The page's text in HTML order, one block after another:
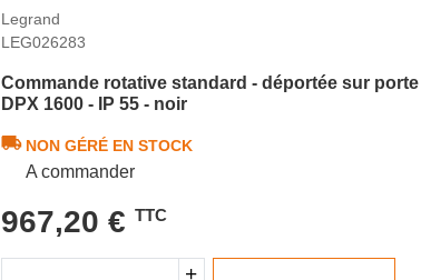
Legrand
LEG026283
Commande rotative standard - déportée sur porte
DPX 1600 - IP 55 - noir
NON GÉRÉ EN STOCK
A commander
967,20 € TTC